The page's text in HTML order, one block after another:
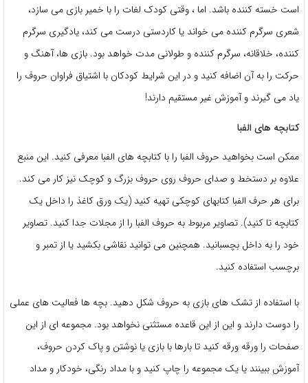
است خسته کننده باشد. اما ، وقتی کودک لغات را با خمیر بازی می سازد،
شعری سرگرم کننده می خواند یا کاردستی درست می کند، یادگیری سرگرم
کننده، خلاقانه، سرگرم کننده و طولانی مدت خواهد بود. بازی ها، آهنگ و
حرکت را به آن اضافه کنید و در این شرایط کودکان با اشتیاق فراوان حروف را
یاد می گیرند و آموزش غیر مستقیم دارند!
کتابچه های الفبا
ممکن است بخواهید حروف الفبا را با کتابچه های الفبا معرفی کنید. این منبع
علاوه بر دستخط و صدای حروف روی حروف بزرگ و کوچک نیز کار می کند.
برای هر حرف الفبا کتابهای کوچکی تهیه کنید (یک ورق کاغذ را داخل یک
کتابچه تا کنید). تصاویر مربوط به حروف الفبا را از مجلات جدا کنید. تصاویر
خود را به داخل بچسبانید. همچنین می توانید نقاشی بکشید یا از تمبر و
برچسب استفاده کنید.
با استفاده از تشک های بازی به حروف شکل دهید. بچه ها فعالیت های عملی
را دوست دارند و این از این قاعده مستثنی نخواهد بود. مجموعه ای از این
صفحات را ورقه ورقه کنید تا بارها با بازی یا نوشتن و پاک کردن حروف،
آموزش ببینند یا یک مجموعه را چاپ کنید و با مداد رنگی، خودکار و مداد